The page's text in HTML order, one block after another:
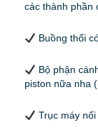
các thành phần
Buồng thổi
Bộ phận
piston nữa nha
Trục máy